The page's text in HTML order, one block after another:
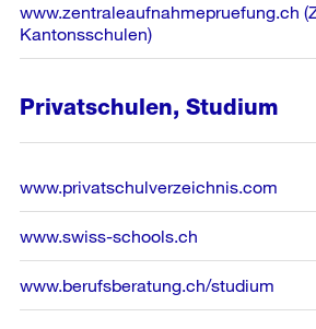
www.zentraleaufnahmepruefung.ch
Kantonsschulen)
Privatschulen, Studium
www.privatschulverzeichnis.com
www.swiss-schools.ch
www.berufsberatung.ch/studium